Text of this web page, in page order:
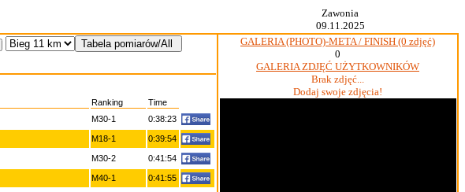
Zawonia
09.11.2025
Ranking
Time
M30-1 0:38:23
M18-1 0:39:54
M30-2 0:41:54
M40-1 0:41:55
GALERIA (PHOTO)-META / FINISH (0 zdjęć)
0
GALERIA ZDJĘĆ UŻYTKOWNIKÓW
Brak zdjęć...
Dodaj swoje zdjęcia!